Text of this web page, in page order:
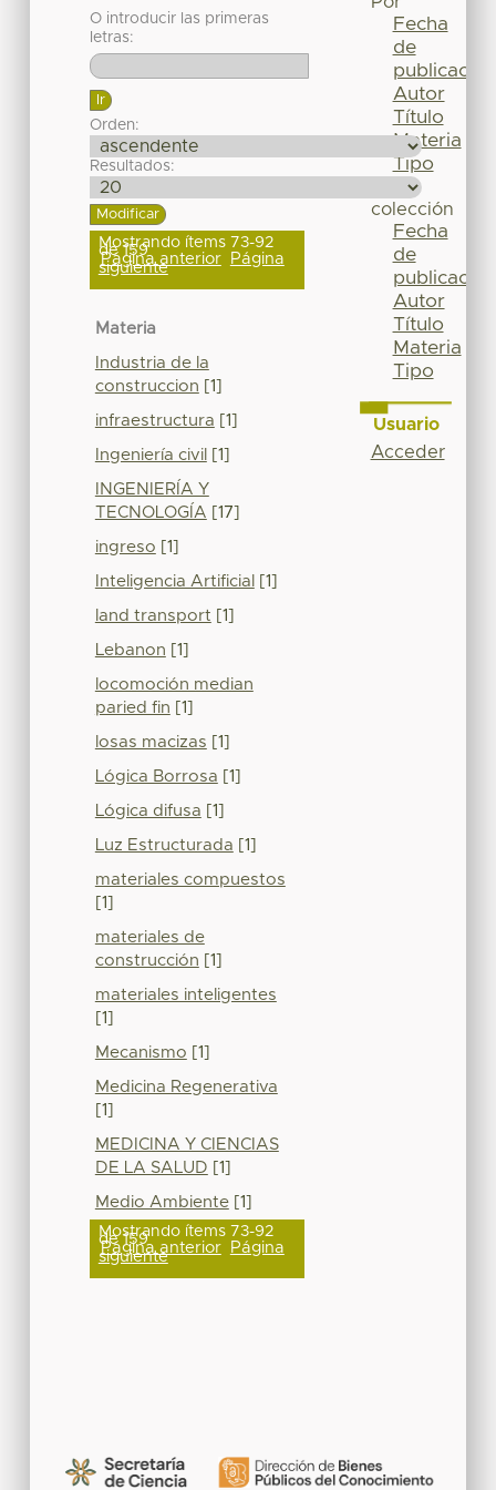
O introducir las primeras
letras:
Orden:
Resultados:
Mostrando ítems 73-92
de 159
Página anterior Página
siguiente
Materia
Industria de la
construccion [1]
infraestructura [1]
Ingeniería civil [1]
INGENIERÍA Y
TECNOLOGÍA [17]
ingreso [1]
Inteligencia Artificial [1]
land transport [1]
Lebanon [1]
locomoción median
paried fin [1]
losas macizas [1]
Lógica Borrosa [1]
Lógica difusa [1]
Luz Estructurada [1]
materiales compuestos
[1]
materiales de
construcción [1]
materiales inteligentes
[1]
Mecanismo [1]
Medicina Regenerativa
[1]
MEDICINA Y CIENCIAS
DE LA SALUD [1]
Medio Ambiente[1]
Mostrando ítems 73-92
de 159
Página anterior Página
siguiente
Fecha
de
publicación
Autor
Título
Materia
Tipo
colección
Fecha
de
publicación
Autor
Título
Materia
Tipo
Usuario
Acceder